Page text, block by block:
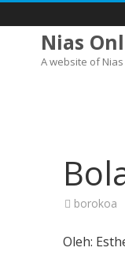
Nias
A website of
borokoa
Oleh: